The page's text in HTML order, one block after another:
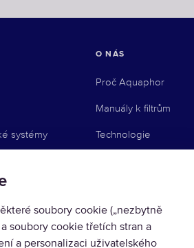
soubory cookie („nezbytně
soubory cookie třetích stran a
a personalizaci uživatelského
systémy
O NÁS
Proč Aquaphor
Manuály k filtrům
Technologie
Blog